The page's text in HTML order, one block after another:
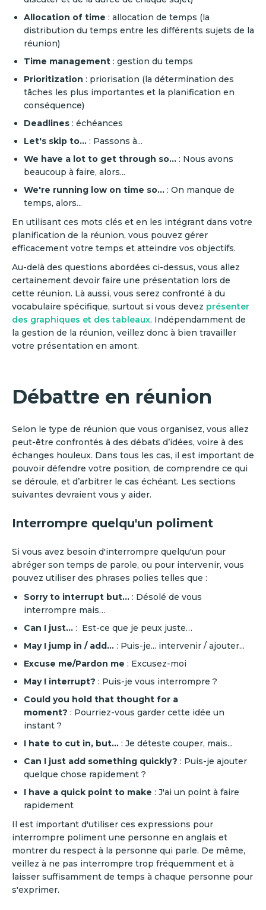
Allocation of time : allocation de temps (la
distribution du temps entre les différents sujets de la
réunion)
Time management : gestion du temps
Prioritization : priorisation (la détermination des
tâches les plus importantes et la planification en
conséquence)
Deadlines : échéances
Let's skip to… : Passons à...‍
We have a lot to get through so… : Nous avons
beaucoup à faire, alors...‍‍
‍We're running low on time so… : On manque de
temps, alors...‍
‍En utilisant ces mots clés et en les intégrant dans votre
planification de la réunion, vous pouvez gérer
efficacement votre temps et atteindre vos objectifs.
Au-delà des questions abordées ci-dessus, vous allez
certainement devoir faire une présentation lors de
cette réunion. Là aussi, vous serez confronté à du
vocabulaire spécifique, surtout si vous devez présenter
des graphiques et des tableaux. Indépendamment de
la gestion de la réunion, veillez donc à bien travailler
votre présentation en amont.
Débattre en réunion
Selon le type de réunion que vous organisez, vous allez
peut-être confrontés à des débats d’idées, voire à des
échanges houleux. Dans tous les cas, il est important de
pouvoir défendre votre position, de comprendre ce qui
se déroule, et d’arbitrer le cas échéant. Les sections
suivantes devraient vous y aider.
Interrompre quelqu'un poliment
‍Si vous avez besoin d'interrompre quelqu'un pour
abréger son temps de parole, ou pour intervenir, vous
pouvez utiliser des phrases polies telles que :
‍Sorry to interrupt but… : Désolé de vous
interrompre mais…
Can I just… : Est-ce que je peux juste…‍
May I jump in / add... : Puis-je... intervenir / ajouter...
Excuse me/Pardon me : Excusez-moi
May I interrupt? : Puis-je vous interrompre ?
Could you hold that thought for a
moment? : Pourriez-vous garder cette idée un
instant ?
I hate to cut in, but... : Je déteste couper, mais...
Can I just add something quickly? : Puis-je ajouter
quelque chose rapidement ?
I have a quick point to make : J'ai un point à faire
rapidement
‍Il est important d'utiliser ces expressions pour
interrompre poliment une personne en anglais et
montrer du respect à la personne qui parle. De même,
veillez à ne pas interrompre trop fréquemment et à
laisser suffisamment de temps à chaque personne pour
s'exprimer.